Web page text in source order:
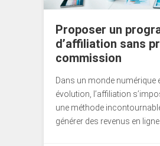
Proposer un
d’affiliation sans
commission
Dans un monde numérique
évolution, l’affiliation
une méthode
générer des revenus en